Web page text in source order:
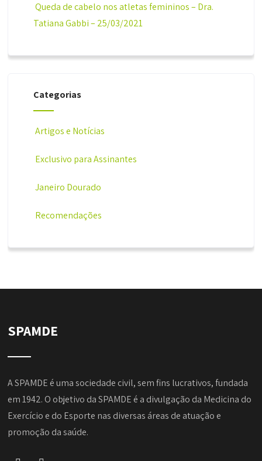
Queda de cabelo nos atletas femininos – Dra.
Tatiana Gabbi – 25/03/2021
Categorias
Artigos e Notícias
Exclusivo para Assinantes
Janeiro Dourado
Recomendações
SPAMDE
A SPAMDE é uma sociedade civil, sem fins lucrativos, fundada
em 1942. O objetivo da SPAMDE é a divulgação da Medicina do
Exercício e do Esporte nas diversas áreas de atuação e
promoção da saúde.